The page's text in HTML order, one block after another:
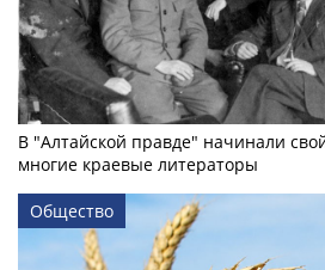
В "Алтайской правде" начинали
многие краевые литераторы
Общество